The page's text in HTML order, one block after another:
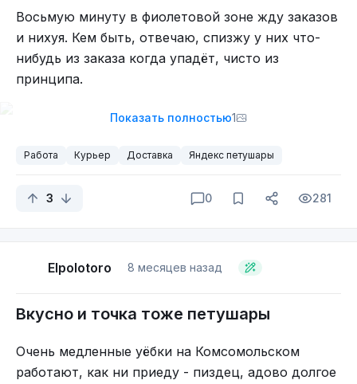
Восьмую минуту в фиолетовой зоне жду заказов
и нихуя. Кем быть, отвечаю, спизжу у них что-
нибудь из заказа когда упадёт, чисто из
принципа.
Показать полностью1
Работа Курьер Доставка Яндекс петушары
3 0 281
Elpolotoro 8 месяцев назад
Вкусно и точка тоже петушары
Очень медленные уёбки на Комсомольском
работают, как ни приеду - пиздец, адово долгое